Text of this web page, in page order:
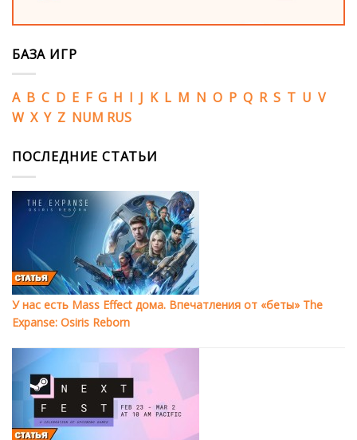
БАЗА ИГР
A B C D E F G H I J K L M N O P Q R S T U V
W X Y Z NUM RUS
ПОСЛЕДНИЕ СТАТЬИ
У нас есть Mass Effect дома. Впечатления от «беты» The
Expanse: Osiris Reborn